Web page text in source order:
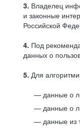
3. Владелец
и законные
Российской
4. Под
данных о
5. Для
данные о
данные о
данные из